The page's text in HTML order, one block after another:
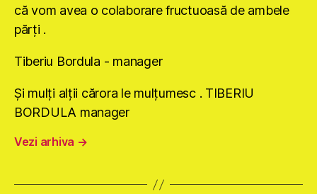
că vom avea o colaborare fructuoasă de ambele
părţi .
Tiberiu Bordula - manager
Şi mulţi alţii cărora le mulţumesc . TIBERIU
BORDULA manager
Vezi arhiva →